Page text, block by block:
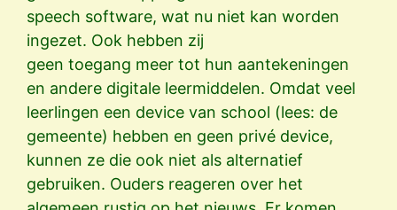
speech software, wat nu niet kan worden
ingezet. Ook hebben zij
geen toegang meer tot hun aantekeningen
en andere digitale leermiddelen. Omdat veel
leerlingen een device van school (lees: de
gemeente) hebben en geen privé device,
kunnen ze die ook niet als alternatief
gebruiken. Ouders reageren over het